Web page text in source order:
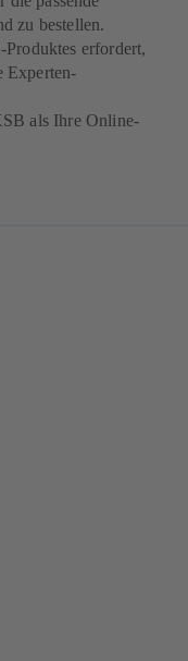
zu bestellen.
erfordert,
Experten-
als Ihre Online-